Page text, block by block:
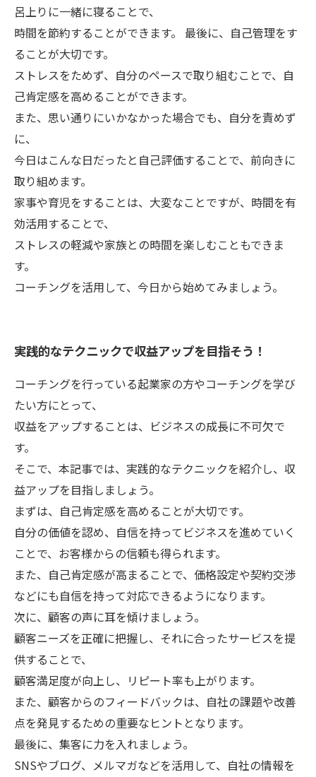
呂上りに一緒に寝ることで、
時間を節約することができます。 最後に、自己管理をす
ることが大切です。
ストレスをためず、自分のペースで取り組むことで、自
己肯定感を高めることができます。
また、思い通りにいかなかった場合でも、自分を責めず
に、
今日はこんな日だったと自己評価することで、前向きに
取り組めます。
家事や育児をすることは、大変なことですが、時間を有
効活用することで、
ストレスの軽減や家族との時間を楽しむこともできま
す。
コーチングを活用して、今日から始めてみましょう。
実践的なテクニックで収益アップを目指そう！
コーチングを行っている起業家の方やコーチングを学び
たい方にとって、
収益をアップすることは、ビジネスの成長に不可欠で
す。
そこで、本記事では、実践的なテクニックを紹介し、収
益アップを目指しましょう。
まずは、自己肯定感を高めることが大切です。
自分の価値を認め、自信を持ってビジネスを進めていく
ことで、お客様からの信頼も得られます。
また、自己肯定感が高まることで、価格設定や契約交渉
などにも自信を持って対応できるようになります。
次に、顧客の声に耳を傾けましょう。
顧客ニーズを正確に把握し、それに合ったサービスを提
供することで、
顧客満足度が向上し、リピート率も上がります。
また、顧客からのフィードバックは、自社の課題や改善
点を発見するための重要なヒントとなります。
最後に、集客に力を入れましょう。
SNSやブログ、メルマガなどを活用して、自社の情報を